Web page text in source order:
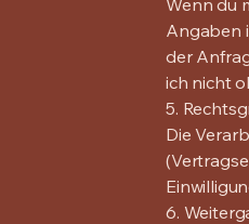
Wenn du
Angaben
der
ich nicht
5.
Die
6.